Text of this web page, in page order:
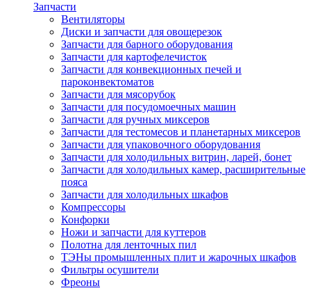
Запчасти
Вентиляторы
Диски и запчасти для овощерезок
Запчасти для барного оборудования
Запчасти для картофелечисток
Запчасти для конвекционных печей и
пароконвектоматов
Запчасти для мясорубок
Запчасти для посудомоечных машин
Запчасти для ручных миксеров
Запчасти для тестомесов и планетарных миксеров
Запчасти для упаковочного оборудования
Запчасти для холодильных витрин, ларей, бонет
Запчасти для холодильных камер, расширительные
пояса
Запчасти для холодильных шкафов
Компрессоры
Конфорки
Ножи и запчасти для куттеров
Полотна для ленточных пил
ТЭНы промышленных плит и жарочных шкафов
Фильтры осушители
Фреоны